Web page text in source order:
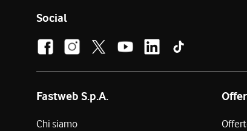
Social
Fastweb S.p.A.
Chi siamo